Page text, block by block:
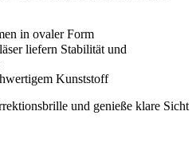
in ovaler Form
liefern Stabilität und
Kunststoff
und genieße klare Sicht